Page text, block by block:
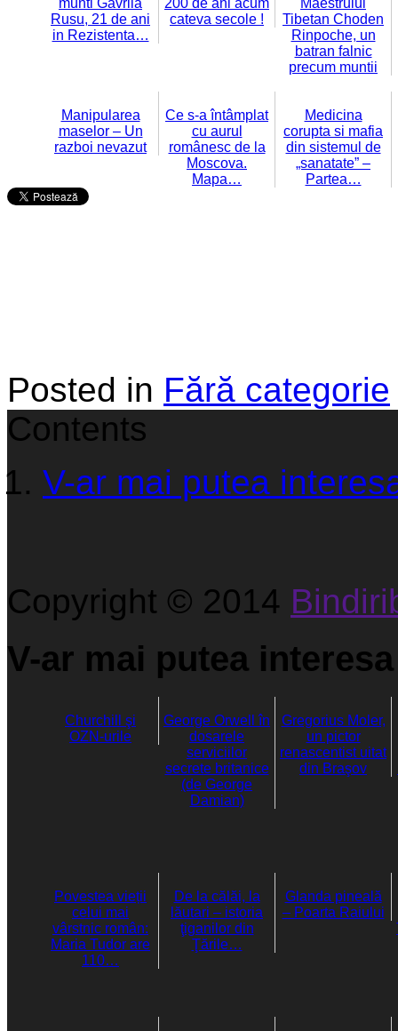
munti Gavrila
Rusu, 21 de ani
in Rezistenta…
200 de ani acum
cateva secole !
Maestrului
Tibetan Choden
Rinpoche, un
batran falnic
precum muntii
Manipularea
maselor – Un
razboi nevazut
Ce s-a întâmplat
cu aurul
românesc de la
Moscova.
Mapa…
Medicina
corupta si mafia
din sistemul de
„sanatate” –
Partea…
Posted in Fără categorie
Contents
V-ar mai putea
Copyright © 2014
V-ar mai putea
Churchill şi
OZN-urile
George Orwell în
dosarele
serviciilor
secrete britanice
(de George
Damian)
Gregorius Moler,
un pictor
renascentist uitat
din Braşov
Povestea vieții
celui mai
vârstnic român:
Maria Tudor are
110…
De la călăi, la
lăutari – istoria
ţiganilor din
Ţările…
Glanda pineală
– Poarta Raiului